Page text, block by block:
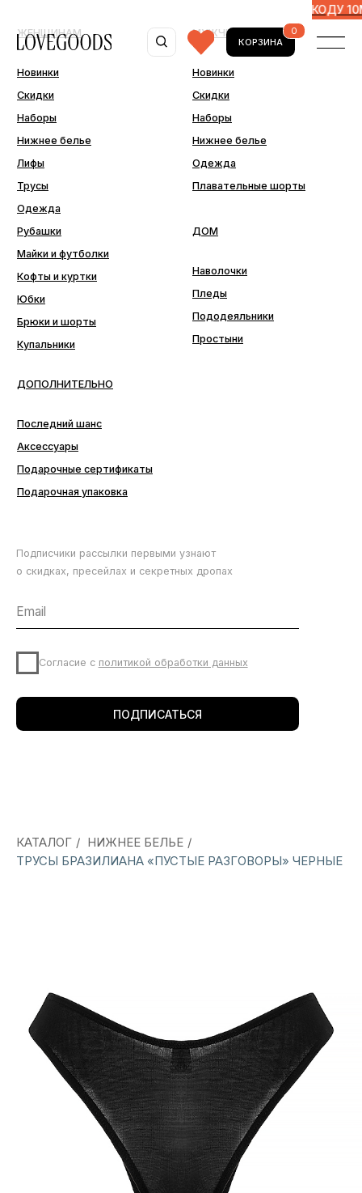
ДОПОЛНИТЕЛЬНЫЕ -10% ПО ПРОМОКОДУ 10MORE
КОРЗИНА
Новинки
Нижнее белье
Скидки
Рубашки
Лифы
Новинки
Последний шанс
Аксессуары
Подарочная упаковка
ДОПОЛНИТЕЛЬНО
Брюки и шорты
Юбки
Майки и футболки
Согласие сполитикой обработки данных
КАТАЛОГ / НИЖНЕЕ БЕЛЬЕ /
ТРУСЫ БРАЗИЛИАНА «ПУСТЫЕ РАЗГОВОРЫ» ЧЕРНЫЕ